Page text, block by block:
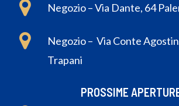
Negozio – Via Dante, 64
Negozio – Via Conte
Trapani
PROSSIME